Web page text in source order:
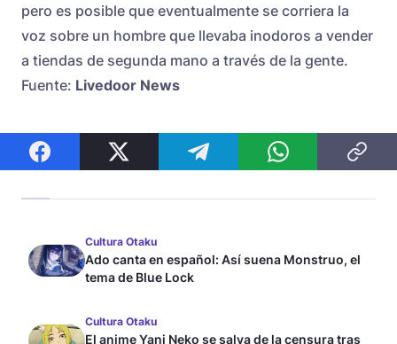
pero es posible que eventualmente se corriera la
voz sobre un hombre que llevaba inodoros a vender
a tiendas de segunda mano a través de la gente.
Fuente: Livedoor News
Cultura Otaku
Ado canta en español: Así suena Monstruo, el
tema de Blue Lock
Cultura Otaku
El anime Yani Neko se salva de la censura tras